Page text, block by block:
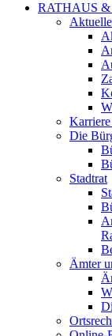
RATHAUS &
Die
Stadtrat
Ämter